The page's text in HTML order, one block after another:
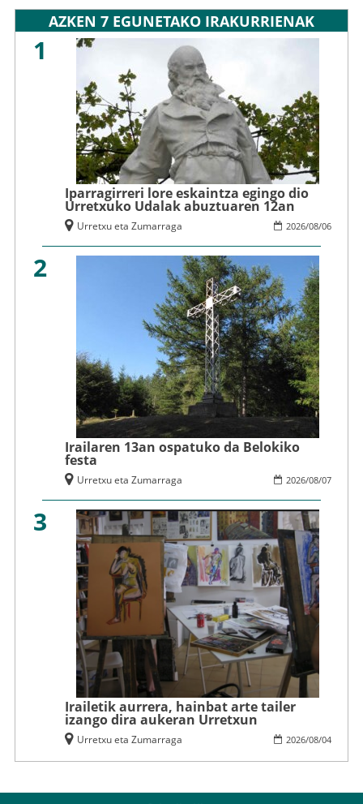
AZKEN 7 EGUNETAKO IRAKURRIENAK
1
Iparragirreri lore eskaintza egingo dio
Urretxuko Udalak abuztuaren 12an
2026/08/06
Urretxu eta Zumarraga
2
Irailaren 13an ospatuko da Belokiko
festa
2026/08/07
Urretxu eta Zumarraga
3
Irailetik aurrera, hainbat arte tailer
izango dira aukeran Urretxun
2026/08/04
Urretxu eta Zumarraga